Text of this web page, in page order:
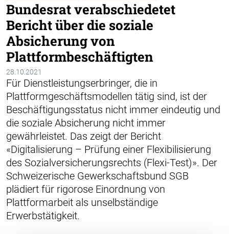
Bundesrat verabschiedetet
Bericht über die soziale
Absicherung von
Plattformbeschäftigten
28.10.2021
Für Dienstleistungserbringer, die in
Plattformgeschäftsmodellen tätig sind, ist der
Beschäftigungsstatus nicht immer eindeutig und
die soziale Absicherung nicht immer
gewährleistet. Das zeigt der Bericht
«Digitalisierung – Prüfung einer Flexibilisierung
des Sozialversicherungsrechts (Flexi-Test)». Der
Schweizerische Gewerkschaftsbund SGB
plädiert für rigorose Einordnung von
Plattformarbeit als unselbständige
Erwerbstätigkeit.